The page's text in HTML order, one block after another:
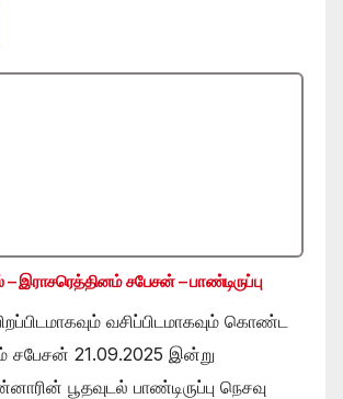
இராசரெத்தினம் சபேசன் – பாண்டிருப்பு
வசிப்பிடமாகவும் கொண்ட
சபேசன் 21.09.2025 இன்று
பூதவுடல் பாண்டிருப்பு நெசவு